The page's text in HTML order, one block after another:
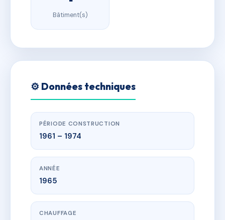
Bâtiment(s)
⚙️ Données techniques
PÉRIODE CONSTRUCTION
1961 – 1974
ANNÉE
1965
CHAUFFAGE